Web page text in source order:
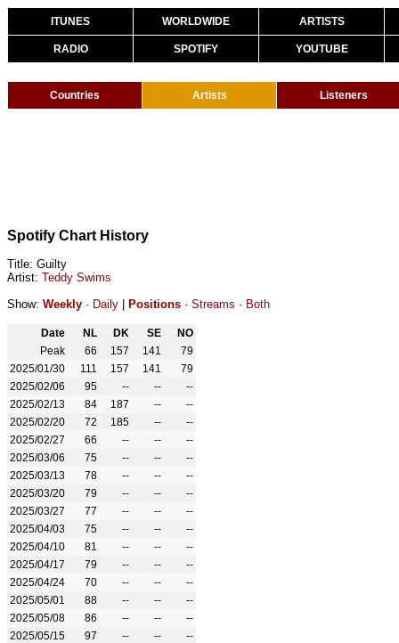
ITUNES WORLDWIDE ARTISTS
RADIO SPOTIFY YOUTUBE
Countries Artists Listeners
Spotify Chart History
Title: Guilty
Artist: Teddy Swims
Show: Weekly · Daily Positions · Streams · Both
Date NL DK SE
NO
Peak
66 157 141
79
2025/01/30
111 157 141
79
2025/02/06
95 -- --
--
2025/02/13
84 187 --
--
2025/02/20
72 185 --
--
2025/02/27
66 -- --
--
2025/03/06
75 -- --
--
2025/03/13
78 -- --
--
2025/03/20
79 -- --
--
2025/03/27
77 -- --
--
2025/04/03
75 -- --
--
2025/04/10
81 -- --
--
2025/04/17
79 -- --
--
2025/04/24
70 -- --
--
2025/05/01
88 -- --
--
2025/05/08
86 -- --
--
2025/05/15
97 -- --
--